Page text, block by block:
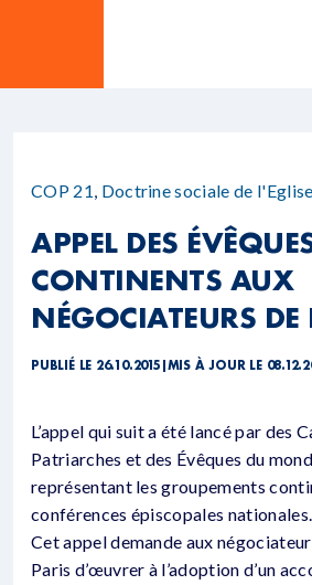
COP 21, Doctrine sociale de l'Eglise
APPEL DES
CONTINENTS AUX
NÉGOCIATEURS DE
PUBLIÉ LE 26.10.2015 MIS À JOUR LE
L’appel qui suit a été lancé par des
Patriarches et des Évêques du
représentant les groupements
conférences épiscopales nationales.
Cet appel demande aux
Paris d’œuvrer à l’adoption d’un